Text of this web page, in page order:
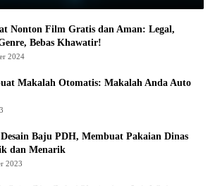
Nonton Film Gratis dan Aman: Legal,
Bebas Khawatir!
2024
Makalah Otomatis: Makalah Anda Auto
Baju PDH, Membuat Pakaian Dinas
dan Menarik
2023